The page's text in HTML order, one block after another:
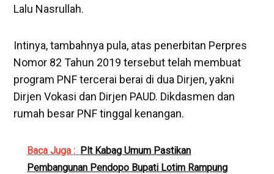
Lalu Nasrullah.
Intinya, tambahnya pula, atas penerbitan Perpres
Nomor 82 Tahun 2019 tersebut telah membuat
program PNF tercerai berai di dua Dirjen, yakni
Dirjen Vokasi dan Dirjen PAUD. Dikdasmen dan
rumah besar PNF tinggal kenangan.
Baca Juga : Plt Kabag Umum Pastikan
Pembangunan Pendopo Bupati Lotim Rampung